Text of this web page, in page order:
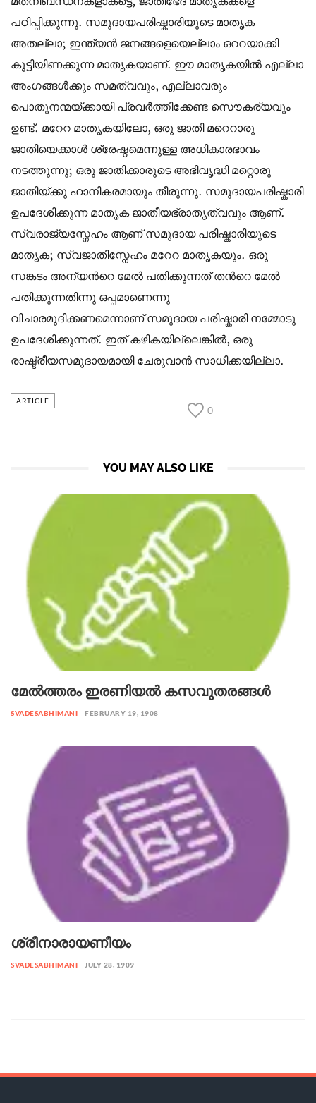
പഠിപ്പിക്കുന്നു. സമുദായപരിഷ്കാരിയുടെ മാതൃക
അതല്ലാ; ഇന്ത്യന്‍ ജനങ്ങളെയെല്ലാം ഒററയാക്കി
കൂട്ടിയിണക്കുന്ന മാതൃകയാണ്. ഈ മാതൃകയില്‍ എല്ലാ
അംഗങ്ങള്‍ക്കും സമത്വവും, എല്ലാവരും
പൊതുനന്മയ്ക്കായി പ്രവര്‍ത്തിക്കേണ്ട സൌകര്യവും
ഉണ്ട്. മറേറ മാതൃകയിലോ, ഒരു ജാതി മറെറാരു
ജാതിയെക്കാള്‍ ശ്രേഷ്ഠമെന്നുള്ള അധികാരഭാവം
നടത്തുന്നു; ഒരു ജാതിക്കാരുടെ അഭിവൃദ്ധി മറ്റൊരു
ജാതിയ്ക്കു ഹാനികരമായും തീരുന്നു. സമുദായപരിഷ്കാരി
ഉപദേശിക്കുന്ന മാതൃക ജാതീയഭ്രാതൃത്വവും ആണ്.
സ്വരാജ്യസ്നേഹം ആണ് സമുദായ പരിഷ്കാരിയുടെ
മാതൃക; സ്വജാതിസ്നേഹം മറേറ മാതൃകയും. ഒരു
സങ്കടം അന്യന്‍റെ മേല്‍ പതിക്കുന്നത് തന്‍റെ മേല്‍
പതിക്കുന്നതിന്നു ഒപ്പമാണെന്നു
വിചാരമുദിക്കണമെന്നാണ് സമുദായ പരിഷ്കാരി നമ്മോടു
ഉപദേശിക്കുന്നത്. ഇത് കഴികയില്ലെങ്കില്‍, ഒരു
രാഷ്ട്രീയസമുദായമായി ചേരുവാന്‍ സാധിക്കയില്ലാ.
ARTICLE
0
YOU MAY ALSO LIKE
മേൽത്തരം ഇരണിയൽ കസവുതരങ്ങൾ
SVADESABHIMANI FEBRUARY 19, 1908
ശ്രീനാരായണീയം
SVADESABHIMANI JULY 28, 1909